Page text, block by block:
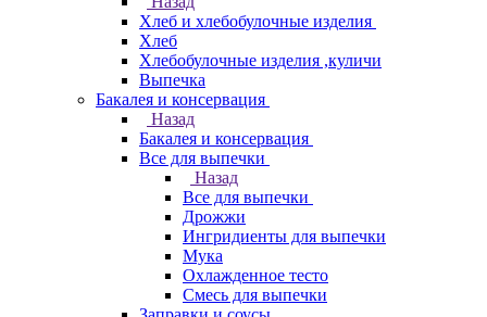
Хлеб и хлебобулочные изделия
Хлеб
Хлебобулочные изделия ,куличи
Выпечка
Бакалея и консервация
Назад
Бакалея и консервация
Все для выпечки
Назад
Все для выпечки
Дрожжи
Ингридиенты для выпечки
Мука
Охлажденное тесто
Смесь для выпечки